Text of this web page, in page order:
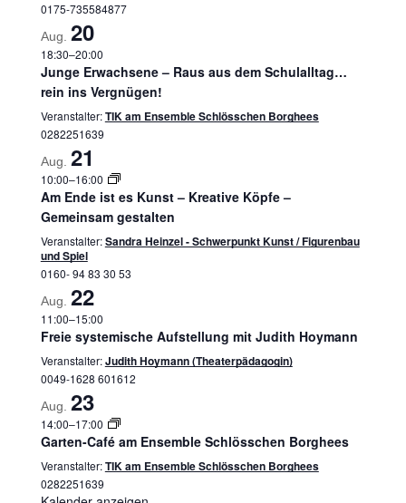
0175-735584877
Aug. 20
18:30–20:00
Junge Erwachsene – Raus aus dem Schulalltag…
rein ins Vergnügen!
Veranstalter:TIK am Ensemble Schlösschen Borghees
0282251639
Aug. 21
10:00–16:00
Am Ende ist es Kunst – Kreative Köpfe –
Gemeinsam gestalten
Veranstalter:Sandra Heinzel - Schwerpunkt Kunst / Figurenbau
und Spiel
0160- 94 83 30 53
Aug. 22
11:00–15:00
Freie systemische Aufstellung mit Judith Hoymann
Veranstalter:Judith Hoymann (Theaterpädagogin)
0049-1628 601612
Aug. 23
14:00–17:00
Garten-Café am Ensemble Schlösschen Borghees
Veranstalter:TIK am Ensemble Schlösschen Borghees
0282251639